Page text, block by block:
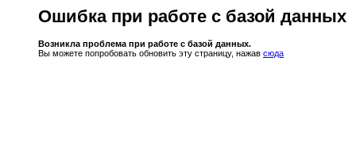
Ошибка при работе с базой данных
Возникла проблема при работе с базой данных.
Вы можете попробовать обновить эту страницу, нажав сюда